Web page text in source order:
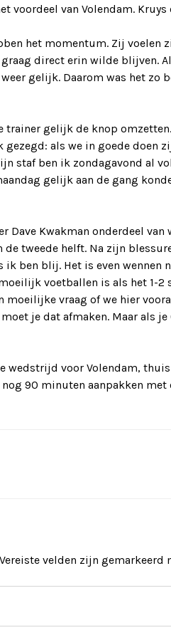
van Volendam. Kruys
het momentum. Zij voelen
direct erin wilde blijven.
gelijk. Daarom was het zo
trainer gelijk de knop
als we in goede doen
staf ben ik zondagavond al
gelijk aan de gang
Dave Kwakman onderdeel
tweede helft. Na zijn
ik ben blij. Het is even
voetballen is als het 1-
vraag of we hier
je dat afmaken. Maar als
wedstrijd voor Volendam,
90 minuten aanpakken met
Vereiste velden zijn gemarkeerd